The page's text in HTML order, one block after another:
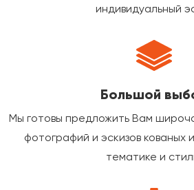
индивидуальный
Большой
Мы готовы предложить Вам
фотографий и эскизов кованых
тематике и